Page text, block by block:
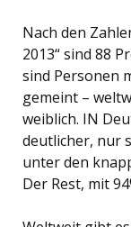
Nach den
2013“ sind 88
sind Personen
gemeint –
weiblich. IN
deutlicher, nur
unter den
Der Rest, mit